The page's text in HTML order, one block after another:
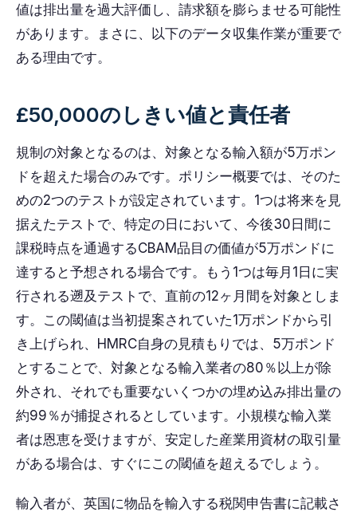
値は排出量を過大評価し、請求額を膨らませる可能性
があります。まさに、以下のデータ収集作業が重要で
ある理由です。
£50,000のしきい値と責任者
規制の対象となるのは、対象となる輸入額が5万ポン
ドを超えた場合のみです。ポリシー概要では、そのた
めの2つのテストが設定されています。1つは将来を見
据えたテストで、特定の日において、今後30日間に
課税時点を通過するCBAM品目の価値が5万ポンドに
達すると予想される場合です。もう1つは毎月1日に実
行される遡及テストで、直前の12ヶ月間を対象としま
す。この閾値は当初提案されていた1万ポンドから引
き上げられ、HMRC自身の見積もりでは、5万ポンド
とすることで、対象となる輸入業者の80％以上が除
外され、それでも重要ないくつかの埋め込み排出量の
約99％が捕捉されるとしています。小規模な輸入業
者は恩恵を受けますが、安定した産業用資材の取引量
がある場合は、すぐにこの閾値を超えるでしょう。
輸入者が、英国に物品を輸入する税関申告書に記載さ